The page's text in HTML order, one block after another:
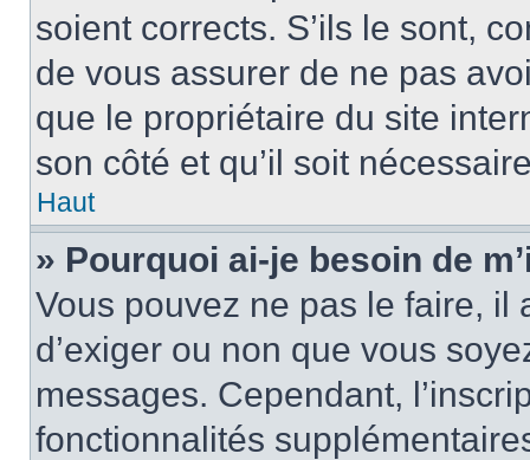
soient corrects. S’ils le sont,
de vous assurer de ne pas
que le propriétaire du site
son côté et qu’il soit
Haut
» Pourquoi ai-je besoin de
Vous pouvez ne pas le faire, il
d’exiger ou non que vous
messages. Cependant,
fonctionnalités